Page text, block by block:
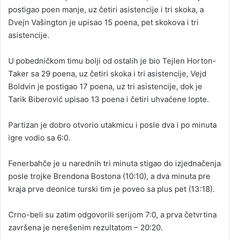
postigao poen manje, uz četiri asistencije i tri skoka, a
Dvejn Vašington je upisao 15 poena, pet skokova i tri
asistencije.
U pobedničkom timu bolji od ostalih je bio Tejlen Horton-
Taker sa 29 poena, uz četiri skoka i tri asistencije, Vejd
Boldvin je postigao 17 poena, uz tri asistencije, dok je
Tarik Biberović upisao 13 poena i četiri uhvaćene lopte.
Partizan je dobro otvorio utakmicu i posle dva i po minuta
igre vodio sa 6:0.
Fenerbahče je u narednih tri minuta stigao do izjednačenja
posle trojke Brendona Bostona (10:10), a dva minuta pre
kraja prve deonice turski tim je poveo sa plus pet (13:18).
Crno-beli su zatim odgovorili serijom 7:0, a prva četvrtina
završena je nerešenim rezultatom – 20:20.